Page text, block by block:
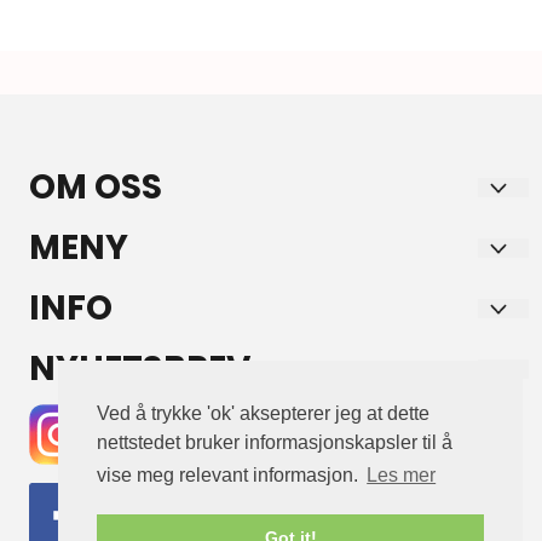
Ved å trykke 'ok' aksepterer jeg at dette
nettstedet bruker informasjonskapsler til å
vise meg relevant informasjon.
Les mer
OM OSS
HORSE & YOU AS
5570 Aksdal
Org. nr. 917993432
Tlf:92497619
marianne@horse-and-you.com
MENY
Forsendelse og retur
Salgsbetingelser
INFO
Forsendelse og retur
Salgsbetingelser
NYHETSBREV
Registrer deg for å motta nyheter og tilbud!
E-post